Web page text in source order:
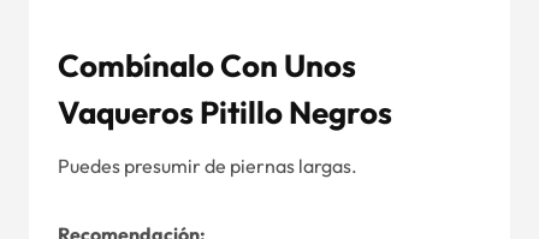
Combínalo Con Unos
Vaqueros Pitillo Negros
Puedes presumir de piernas largas.